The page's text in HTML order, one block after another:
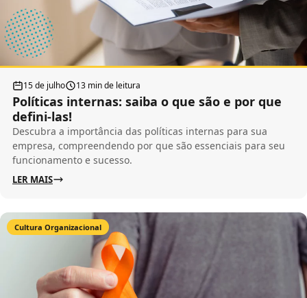
15 de julho 13 min de leitura
Políticas internas: saiba o que são e por que
defini-las!
Descubra a importância das políticas internas para sua
empresa, compreendendo por que são essenciais para seu
funcionamento e sucesso.
LER MAIS
Cultura Organizacional